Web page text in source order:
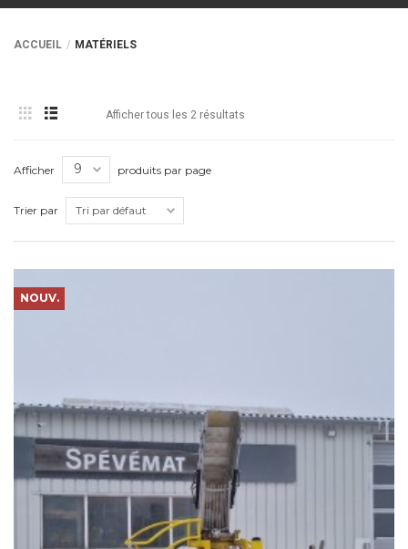
ACCUEIL MATÉRIELS
Afficher tous les 2 résultats
Afficher produits par page
Trier par
NOUV.